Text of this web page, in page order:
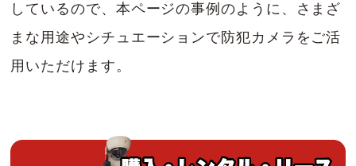
しているので、本ページの事例のように、さまざ
まな用途やシチュエーションで防犯カメラをご活
用いただけます。